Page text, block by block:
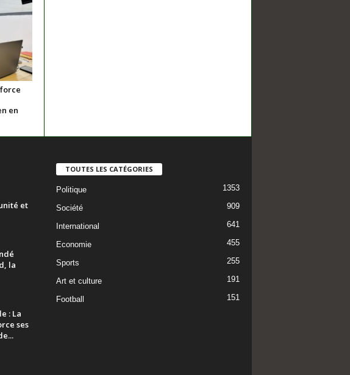
en
et
la
: La
ses
TOUTES LES CATÉGORIES
Politique 1353
Société 909
International 641
Economie 455
Sports 255
Art et culture 191
Football 151